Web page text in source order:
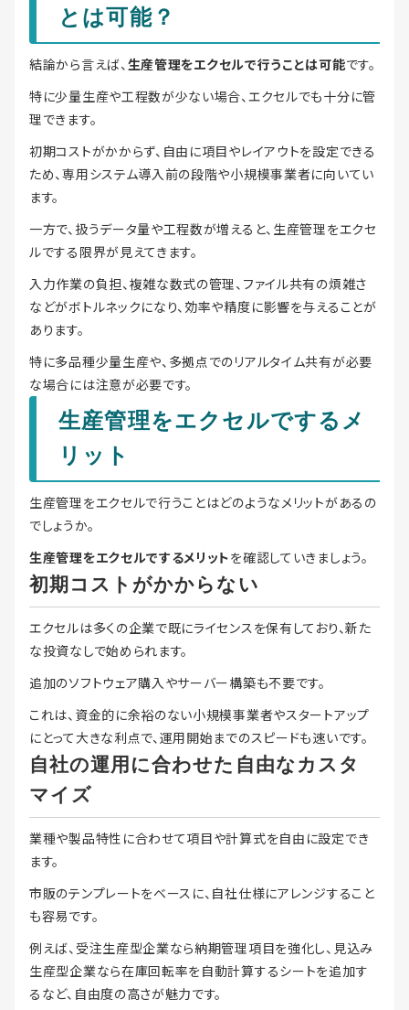
とは可能？
結論から言えば、生産管理をエクセルで行うことは可能です。
特に少量生産や工程数が少ない場合、エクセルでも十分に管
理できます。
初期コストがかからず、自由に項目やレイアウトを設定できる
ため、専用システム導入前の段階や小規模事業者に向いてい
ます。
一方で、扱うデータ量や工程数が増えると、生産管理をエクセ
ルでする限界が見えてきます。
入力作業の負担、複雑な数式の管理、ファイル共有の煩雑さ
などがボトルネックになり、効率や精度に影響を与えることが
あります。
特に多品種少量生産や、多拠点でのリアルタイム共有が必要
な場合には注意が必要です。
生産管理をエクセルでするメ
リット
生産管理をエクセルで行うことはどのようなメリットがあるの
でしょうか。
生産管理をエクセルでするメリットを確認していきましょう。
初期コストがかからない
エクセルは多くの企業で既にライセンスを保有しており、新た
な投資なしで始められます。
追加のソフトウェア購入やサーバー構築も不要です。
これは、資金的に余裕のない小規模事業者やスタートアップ
にとって大きな利点で、運用開始までのスピードも速いです。
自社の運用に合わせた自由なカスタ
マイズ
業種や製品特性に合わせて項目や計算式を自由に設定でき
ます。
市販のテンプレートをベースに、自社仕様にアレンジすること
も容易です。
例えば、受注生産型企業なら納期管理項目を強化し、見込み
生産型企業なら在庫回転率を自動計算するシートを追加す
るなど、自由度の高さが魅力です。